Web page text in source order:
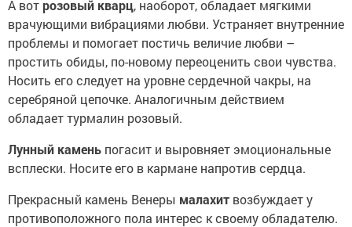
А вотрозовый кварц, наоборот, обладает мягкими
врачующими вибрациями любви. Устраняет внутренние
проблемы и помогает постичь величие любви –
простить обиды, по-новому переоценить свои чувства.
Носить его следует на уровне сердечной чакры, на
серебряной цепочке. Аналогичным действием
обладает турмалин розовый.
Лунный камень погасит и выровняет эмоциональные
всплески. Носите его в кармане напротив сердца.
Прекрасный камень Венеры малахит возбуждает у
противоположного пола интерес к своему обладателю.